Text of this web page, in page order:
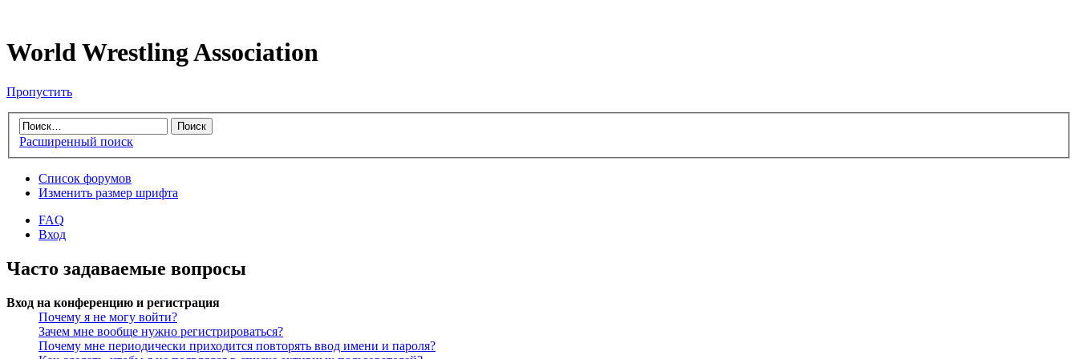
World Wrestling Association
Пропустить
Расширенный поиск
Список форумов
Изменить размер шрифта
FAQ
Вход
Часто задаваемые вопросы
Вход на конференцию и регистрация
Почему я не могу войти?
Зачем мне вообще нужно регистрироваться?
Почему мне периодически приходится повторять ввод имени и пароля?